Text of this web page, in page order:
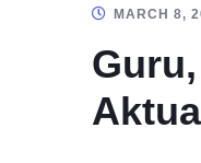
MARCH 8,